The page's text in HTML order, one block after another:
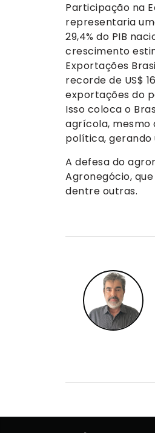
Participação na
representaria
29,4% do PIB
crescimento
Exportações
recorde de US$
exportações do
Isso coloca o
agrícola, mesmo
política,
A defesa do
Agronegócio,
dentre outras.